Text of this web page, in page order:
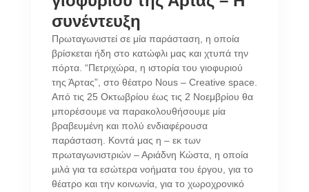
συνέντευξη
Πρωταγωνιστεί σε μία παράσταση, η οποία
βρίσκεται ήδη στο κατώφλι μας και χτυπά την
πόρτα. “Πετριχώρα, η ιστορία του γιοφυριού
της Άρτας”, στο θέατρο Nous – Creative space.
Από τις 25 Οκτωβρίου έως τις 2 Νοεμβρίου θα
μπορέσουμε να παρακολουθήσουμε μία
βραβευμένη και πολύ ενδιαφέρουσα
παράσταση. Κοντά μας η – εκ των
πρωταγωνιστριών – Αριάδνη Κώστα, η οποία
μιλά για τα εσώτερα νοήματα του έργου, για το
θέατρο και την κοινωνία, για το χωροχρονικό